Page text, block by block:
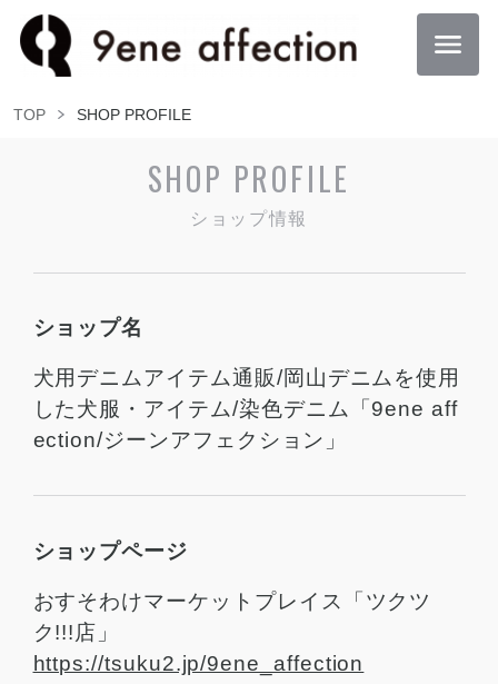
TOP SHOP PROFILE
SHOP PROFILE
ショップ情報
ショップ名
犬用デニムアイテム通販/岡山デニムを使用
した犬服・アイテム/染色デニム「9ene aff
ection/ジーンアフェクション」
ショップページ
おすそわけマーケットプレイス「ツクツ
ク!!!店」
https://tsuku2.jp/9ene_affection